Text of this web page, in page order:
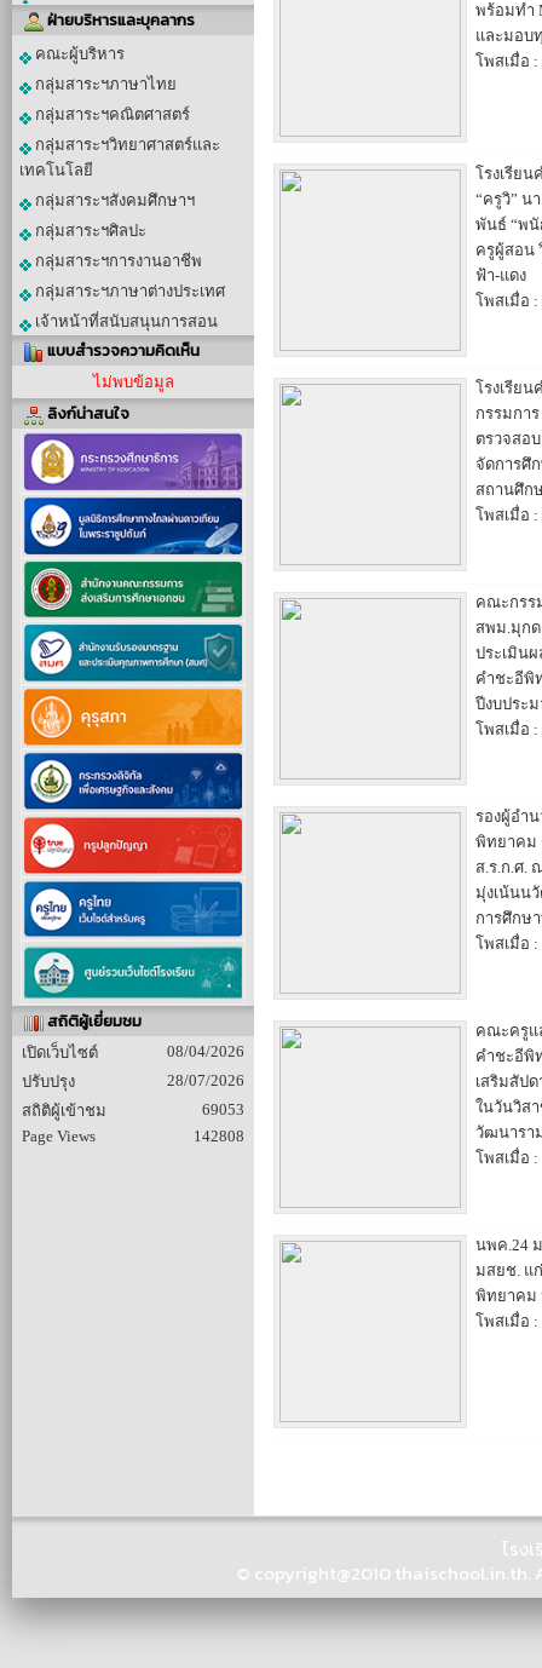
ฝ่ายบริหารและบุคลากร
คณะผู้บริหาร
กลุ่มสาระฯภาษาไทย
กลุ่มสาระฯคณิตศาสตร์
กลุ่มสาระฯวิทยาศาสตร์และ
เทคโนโลยี
กลุ่มสาระฯสังคมศึกษาฯ
กลุ่มสาระฯศิลปะ
กลุ่มสาระฯการงานอาชีพ
กลุ่มสาระฯภาษาต่างประเทศ
เจ้าหน้าที่สนับสนุนการสอน
แบบสำรวจความคิดเห็น
ไม่พบข้อมูล
ลิงก์น่าสนใจ
สถิติผู้เยี่ยมชม
เปิดเว็บไซต์
08/04/2026
ปรับปรุง
28/07/2026
สถิติผู้เข้าชม
69053
Page Views
142808
พร้อมทำ
และมอบ
โพสเมื่อ :
โรงเรีย
“ครูวิ” น
พันธ์ “พนั
ครูผู้สอน
ฟ้า-แดง
โพสเมื่อ :
โรงเรีย
กรรมกา
ตรวจสอ
จัดการศึ
สถานศึก
โพสเมื่อ :
คณะกรร
สพม.มุก
ประเมินผ
คำชะอีพิ
ปีงบประ
โพสเมื่อ :
รองผู้อำ
พิทยาคม
ส.ร.ก.ศ.
มุ่งเน้นน
การศึกษ
โพสเมื่อ :
คณะครูแ
คำชะอีพิ
เสริมสัป
ในวันวิส
วัฒนารา
โพสเมื่อ :
นพค.24
มสยช. แ
พิทยาคม
โพสเมื่อ :
โรง
© copyright@2010 thaischool.in.th.